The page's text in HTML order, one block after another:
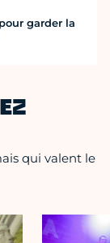
garder la
qui valent le